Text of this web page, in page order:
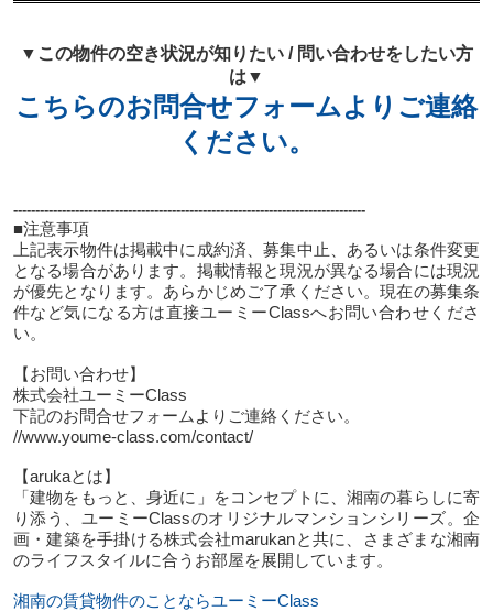
▼この物件の空き状況が知りたい / 問い合わせをしたい方
は▼
こちらのお問合せフォームよりご連絡
ください。
--------------------------------------------------------------------------------
■注意事項
上記表示物件は掲載中に成約済、募集中止、あるいは条件変更
となる場合があります。掲載情報と現況が異なる場合には現況
が優先となります。あらかじめご了承ください。現在の募集条
件など気になる方は直接ユーミーClassへお問い合わせくださ
い。
【お問い合わせ】
株式会社ユーミーClass
下記のお問合せフォームよりご連絡ください。
//www.youme-class.com/contact/
【arukaとは】
「建物をもっと、身近に」をコンセプトに、湘南の暮らしに寄
り添う、ユーミーClassのオリジナルマンションシリーズ。企
画・建築を手掛ける株式会社marukanと共に、さまざまな湘南
のライフスタイルに合うお部屋を展開しています。
湘南の賃貸物件のことならユーミーClass